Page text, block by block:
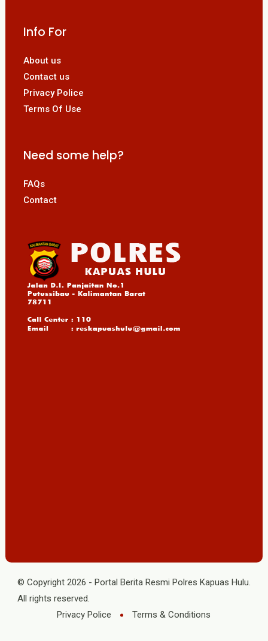
Info For
About us
Contact us
Privacy Police
Terms Of Use
Need some help?
FAQs
Contact
© Copyright 2026 - Portal Berita Resmi Polres Kapuas Hulu.
All rights reserved.
Privacy Police
Terms & Conditions